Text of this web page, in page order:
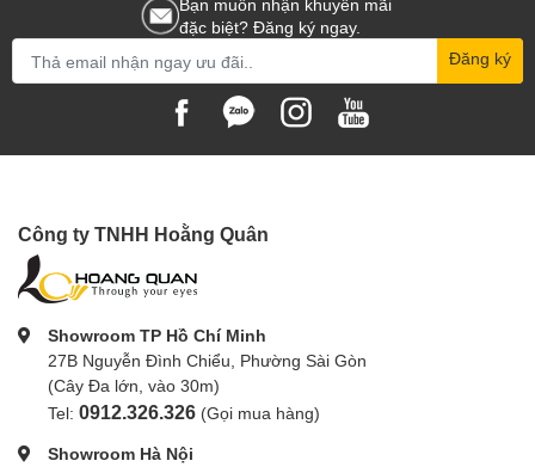
Bạn muốn nhận khuyến mãi
đặc biệt? Đăng ký ngay.
Đăng ký
Công ty TNHH Hoằng Quân
Showroom TP Hồ Chí Minh
27B Nguyễn Đình Chiểu, Phường Sài Gòn
(Cây Đa lớn, vào 30m)
Tel: 0912.326.326 (Gọi mua hàng)
Showroom Hà Nội